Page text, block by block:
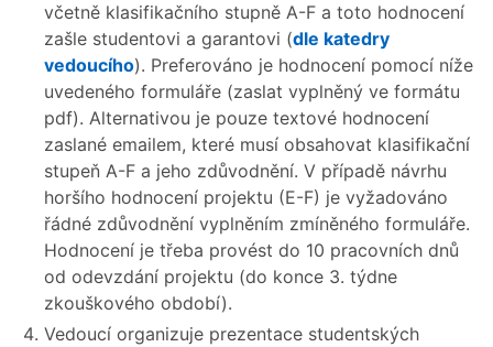
včetně klasifikačního stupně A-F a toto hodnocení
zašle studentovi a garantovi (dle katedry
vedoucího). Preferováno je hodnocení pomocí níže
uvedeného formuláře (zaslat vyplněný ve formátu
pdf). Alternativou je pouze textové hodnocení
zaslané emailem, které musí obsahovat klasifikační
stupeň A-F a jeho zdůvodnění. V případě návrhu
horšího hodnocení projektu (E-F) je vyžadováno
řádné zdůvodnění vyplněním zmíněného formuláře.
Hodnocení je třeba provést do 10 pracovních dnů
od odevzdání projektu (do konce 3. týdne
zkouškového období).
Vedoucí organizuje prezentace studentských